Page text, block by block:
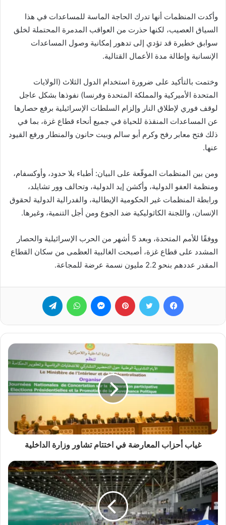
وأكدت المنظمات أنها تدرك الحاجة الماسة للمساعدات في هذا
السياق العصيب، لكنها حذرت من العواقب المدمرة المحتملة لخلق
سوابق خطيرة قد تؤدي إلى تدهور إمكانية وصول المساعدات
الإنسانية وإطالة مدة الأعمال القتالية.
وختمت بالتأكيد على ضرورة استخدام الدول الثلاث (الولايات
المتحدة الأميركية والمملكة المتحدة وفرنسا) نفوذها بشكل عاجل
لوقف فوري لإطلاق النار وإلزام السلطات الإسرائيلية برفع حصارها
عن المساعدات المنقذة للحياة في جميع أنحاء قطاع غزة، بما في
ذلك فتح معابر رفح وكرم أبو سالم وبيت حانون والمنطار ورفع القيود
عنها.
ومن بين المنظمات الموقّعة على البيان: أطباء بلا حدود، وأوكسفام،
ومنظمة العفو الدولية، وأكشن إيد الدولية، وتحالف وور تشايلد،
ورابطة المنظمات غير الحكومية الإيطالية، والفدرالية الدولية لحقوق
الإنسان، واللجنة الكاثوليكية ضد الجوع ومن أجل التنمية، وغيرها.
ووفقًا للأمم المتحدة، وبعد 5 أشهر من الحرب الإسرائيلية والحصار
المشدد على قطاع غزة، أصبحت الغالبية العظمى من سكان القطاع
المقدر عددهم بنحو 2.2 مليون نسمة عرضة للمجاعة.
فيسبوك تويتر بينتيريست ماسنجر واتساب
غياب أحزاب المعارضة في اختتام تشاور وزارة الداخلية